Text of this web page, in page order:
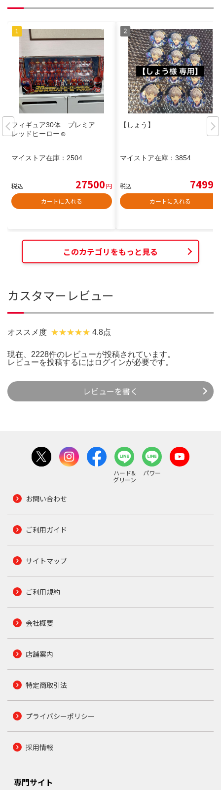
フィギュア30体 プレミア
レッドヒーロー☺︎
マイストア在庫： 2504
税込 27500円
カートに入れる
【しょう】
マイストア在庫： 3854
税込 7499
カートに入れる
このカテゴリをもっと見る
カスタマーレビュー
オススメ度 4.8点
現在、2228件のレビューが投稿されています。
レビューを投稿するには ログインが必要です。
レビューを書く
ハード&
グリーン
パワー
お問い合わせ
ご利用ガイド
サイトマップ
ご利用規約
会社概要
店舗案内
特定商取引法
プライバシーポリシー
採用情報
専門サイト